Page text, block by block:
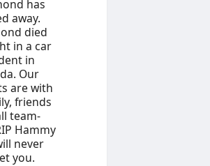
has
away.
died
in a car
in
Our
are with
friends
team-
Hammy
never
you.